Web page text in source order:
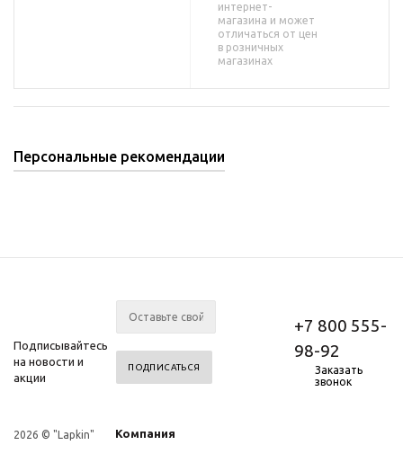
интернет-
магазина и может
отличаться от цен
в розничных
магазинах
Персональные рекомендации
Подписывайтесь
на новости и
акции
+7 800 555-
98-92
Заказать
звонок
2026 © "Lapkin" Компания